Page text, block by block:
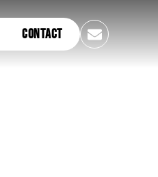
CONTACT